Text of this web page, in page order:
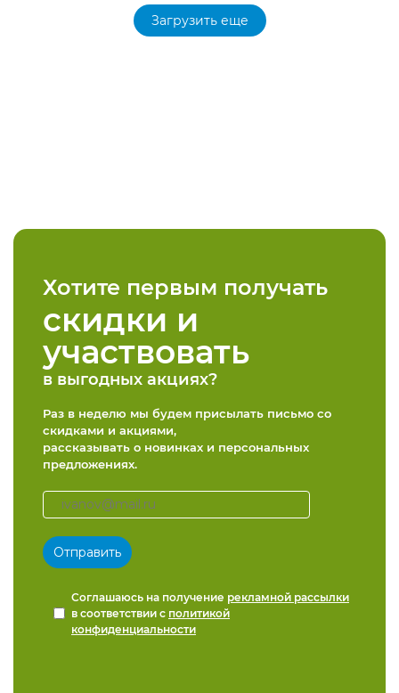
Загрузить еще
Хотите первым получать
скидки и
участвовать
в выгодных акциях?
Раз в неделю мы будем присылать письмо со
скидками и акциями,
рассказывать о новинках и персональных
предложениях.
Соглашаюсь на получение рекламной рассылки
в соответствии с политикой
конфиденциальности